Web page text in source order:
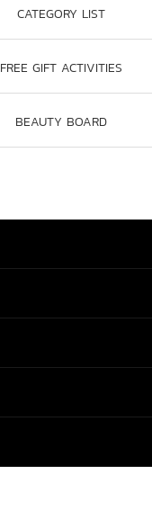
CATEGORY LIST
FREE GIFT ACTIVITIES
BEAUTY BOARD